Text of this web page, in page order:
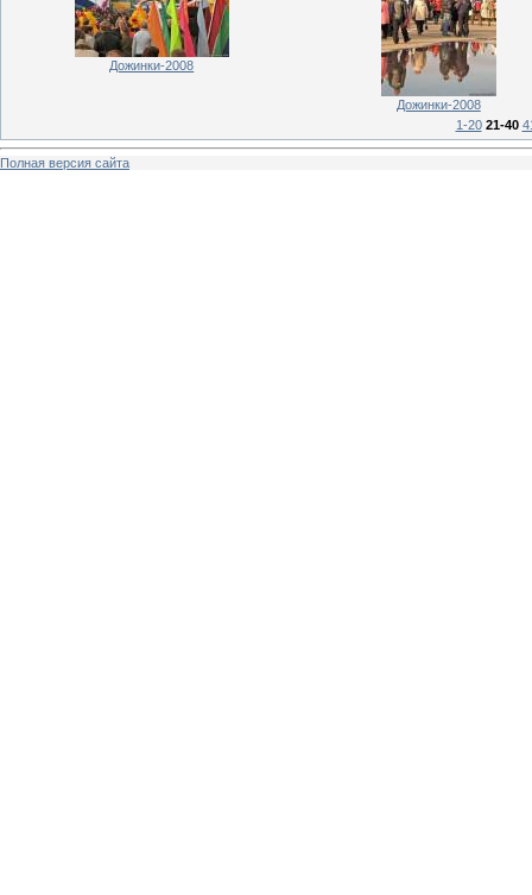
Дожинки-2008
Дожинки-2008
1-20 21-40
Полная версия сайта